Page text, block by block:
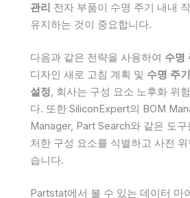
관리 전자 부품이 수명 주기 내내
유지하는 것이 중요합니다.
다음과 같은 전략을 사용하여 수명
디자인 새로 고침 계획 및 수명 주
설정, 회사는 구성 요소 노후화 위
다. 또한 SiliconExpert의 BOM
Manager, Part Search와 같은 도
처한 구성 요소를 식별하고 사전
습니다.
Partstat에서 볼 수 있는 데이터 마